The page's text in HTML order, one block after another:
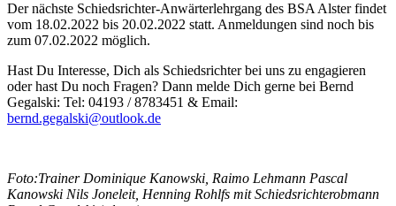
Der nächste Schiedsrichter-Anwärterlehrgang des BSA Alster findet
vom 18.02.2022 bis 20.02.2022 statt. Anmeldungen sind noch bis
zum 07.02.2022 möglich.
Hast Du Interesse, Dich als Schiedsrichter bei uns zu engagieren
oder hast Du noch Fragen? Dann melde Dich gerne bei Bernd
Gegalski: Tel: 04193 / 8783451 & Email:
bernd.gegalski@outlook.de
Foto:Trainer Dominique Kanowski, Raimo Lehmann Pascal
Kanowski Nils Joneleit, Henning Rohlfs mit Schiedsrichterobmann